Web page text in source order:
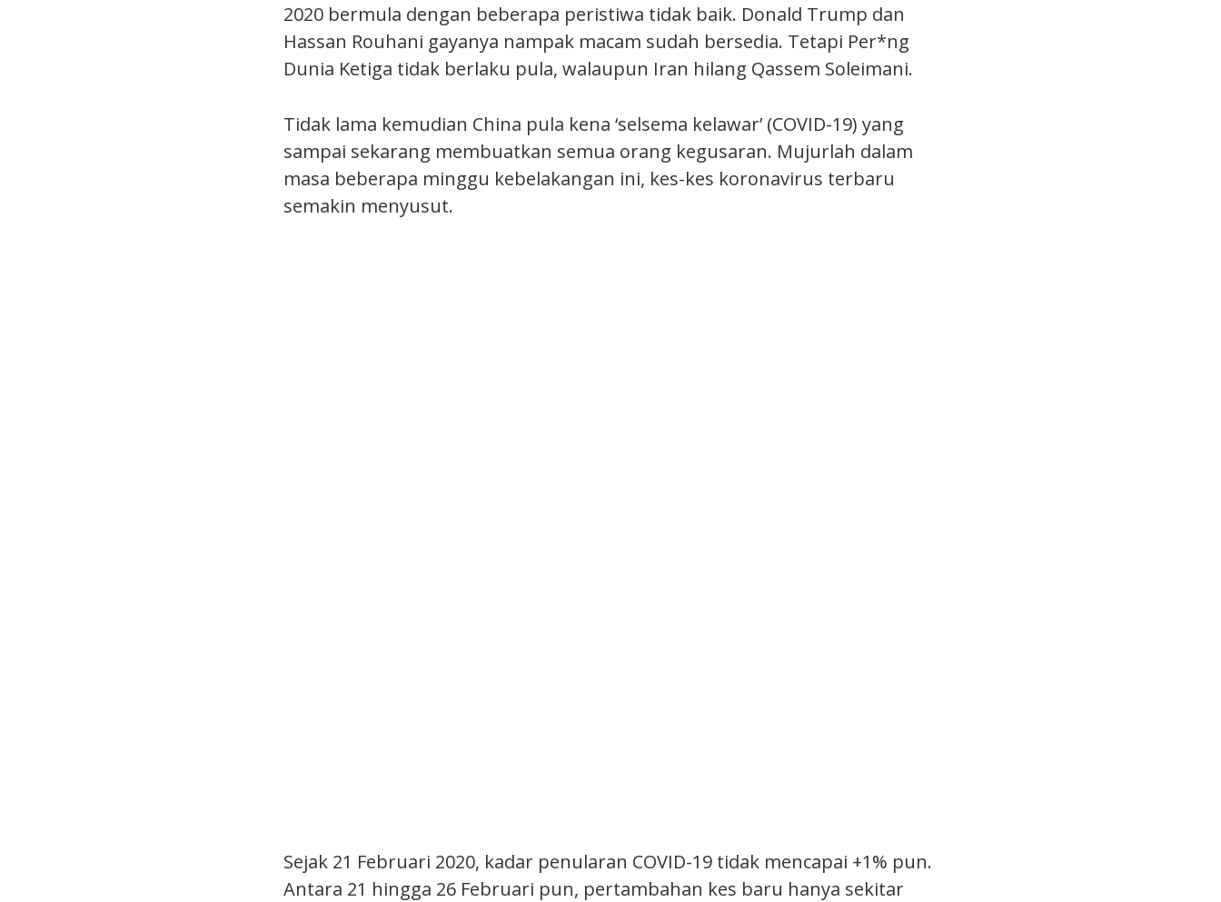
2020 bermula dengan beberapa peristiwa tidak baik. Donald Trump dan
Hassan Rouhani gayanya nampak macam sudah bersedia. Tetapi Per*ng
Dunia Ketiga tidak berlaku pula, walaupun Iran hilang Qassem Soleimani.
Tidak lama kemudian China pula kena ‘selsema kelawar’ (COVID-19) yang
sampai sekarang membuatkan semua orang kegusaran. Mujurlah dalam
masa beberapa minggu kebelakangan ini, kes-kes koronavirus terbaru
semakin menyusut.
Sejak 21 Februari 2020, kadar penularan COVID-19 tidak mencapai +1% pun.
Antara 21 hingga 26 Februari pun, pertambahan kes baru hanya sekitar